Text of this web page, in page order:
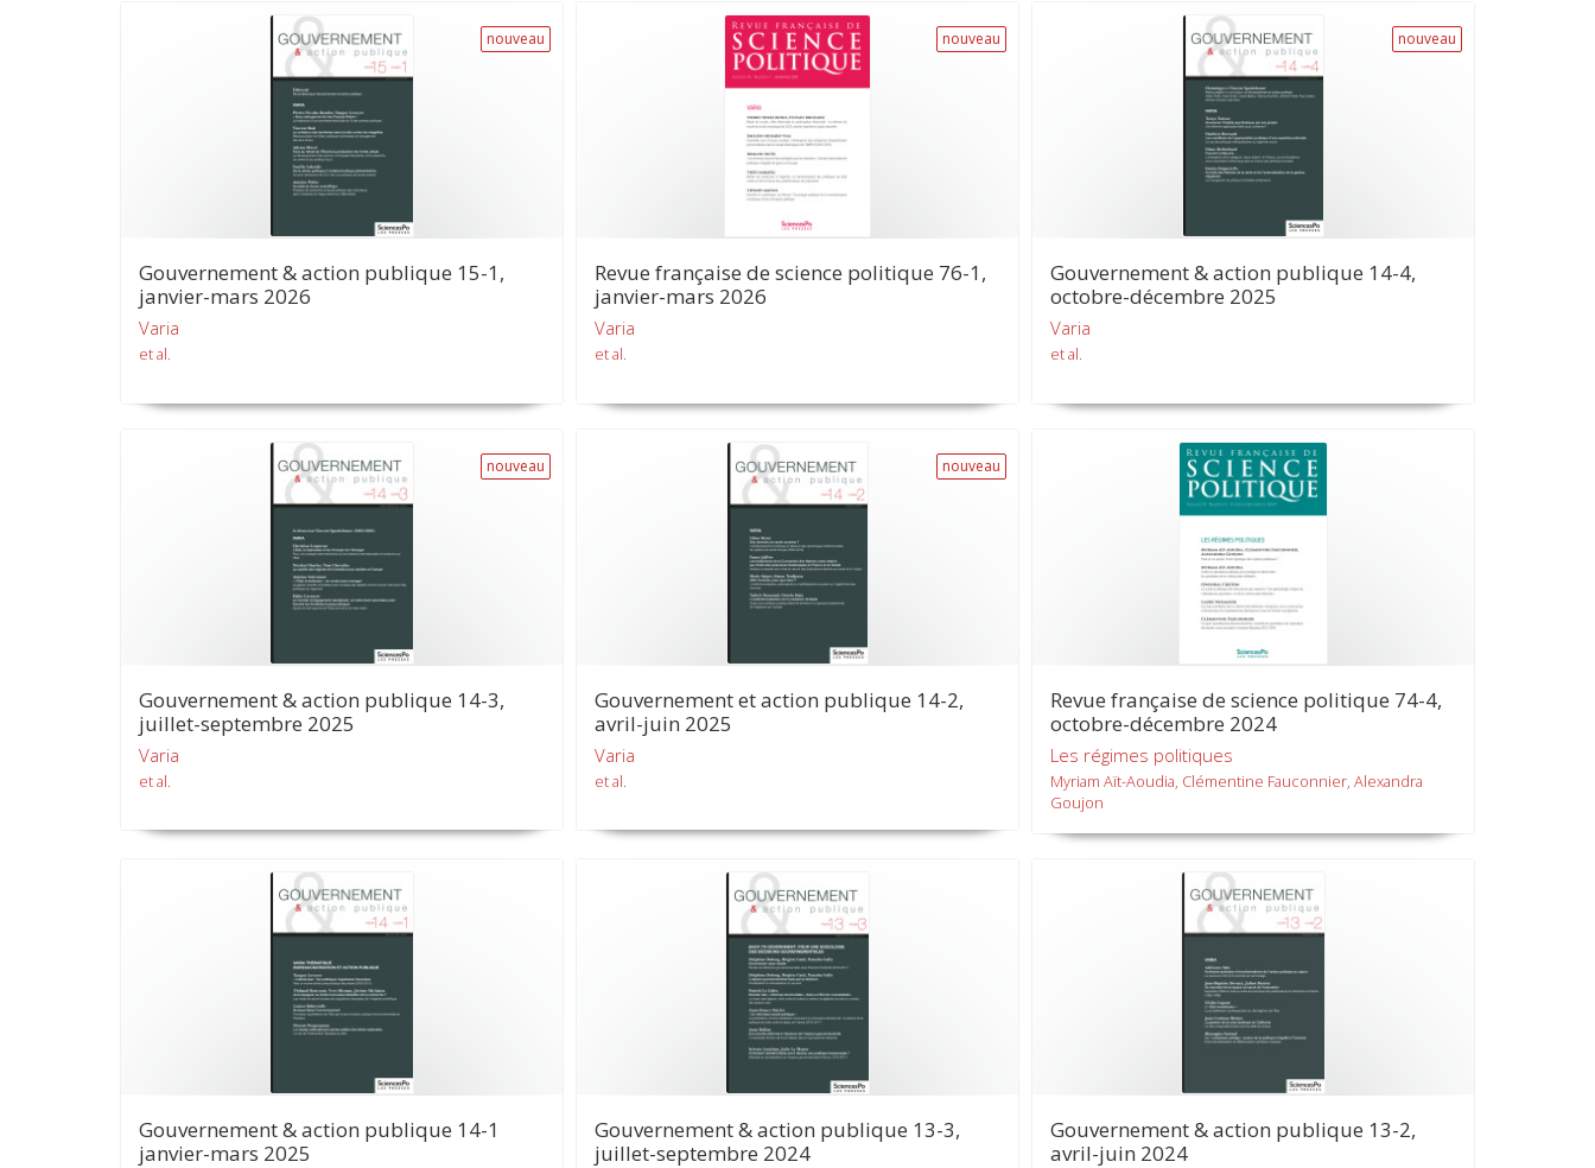
nouveau
Gouvernement & action publique 15-1,
janvier-mars 2026
Varia
et al.
nouveau
Revue française de science politique 76-1,
janvier-mars 2026
Varia
et al.
nouveau
Gouvernement & action publique 14-4,
octobre-décembre 2025
Varia
et al.
nouveau
Gouvernement & action publique 14-3,
juillet-septembre 2025
Varia
et al.
nouveau
Gouvernement et action publique 14-2,
avril-juin 2025
Varia
et al.
Revue française de science politique 74-4,
octobre-décembre 2024
Les régimes politiques
Myriam Aït-Aoudia, Clémentine Fauconnier, Alexandra
Goujon
Gouvernement & action publique 14-1
janvier-mars 2025
Gouvernement & action publique 13-3,
juillet-septembre 2024
Gouvernement & action publique 13-2,
avril-juin 2024